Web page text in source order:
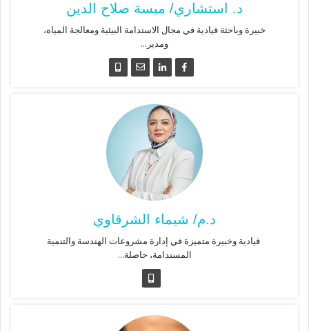
د. استشاري/ ميسة صلاح الدين
خبيرة وباحثة قيادية في مجال الاستدامة البيئية ومعالجة المياه،
ومدير...
د.م/ شيماء الشرقاوي
قيادية وخبيرة متميزة في إدارة مشروعات الهندسة والتنمية
المستدامة، حاصلة...